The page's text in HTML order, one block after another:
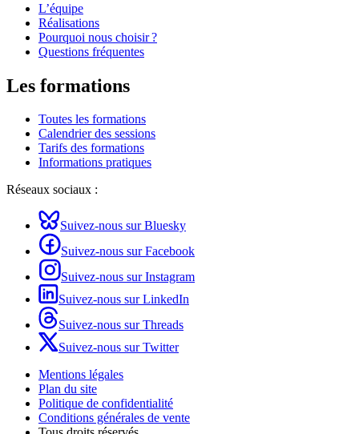
L’équipe
Réalisations
Pourquoi nous choisir ?
Questions fréquentes
Les formations
Toutes les formations
Calendrier des sessions
Tarifs des formations
Informations pratiques
Réseaux sociaux :
Suivez-nous sur Bluesky
Suivez-nous sur Facebook
Suivez-nous sur Instagram
Suivez-nous sur LinkedIn
Suivez-nous sur Threads
Suivez-nous sur Twitter
Mentions légales
Plan du site
Politique de confidentialité
Conditions générales de vente